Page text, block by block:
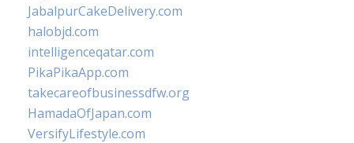
JabalpurCakeDelivery.com
halobjd.com
intelligenceqatar.com
PikaPikaApp.com
takecareofbusinessdfw.org
HamadaOfJapan.com
VersifyLifestyle.com